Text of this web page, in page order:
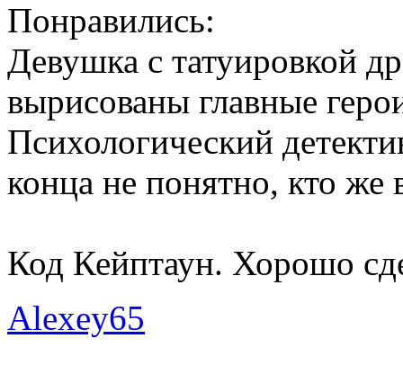
Понравились:
Девушка с татуировкой
вырисованы главные
Психологический
конца не понятно, кто же
Код Кейптаун. Хорошо
Alexey65